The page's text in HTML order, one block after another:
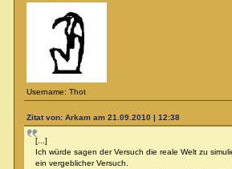
Username: Thot
Zitat von: Arkam am 21.09.2010 | 12:38
[...]
Ich würde sagen der Versuch die reale Welt zu
ein vergeblicher Versuch.